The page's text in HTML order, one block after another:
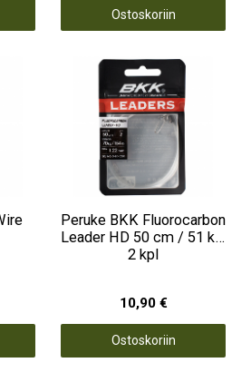
Ostoskoriin
Peruke BKK Fluorocarbon
Leader HD 50 cm / 51 kg,
2 kpl
10,90 €
Ostoskoriin